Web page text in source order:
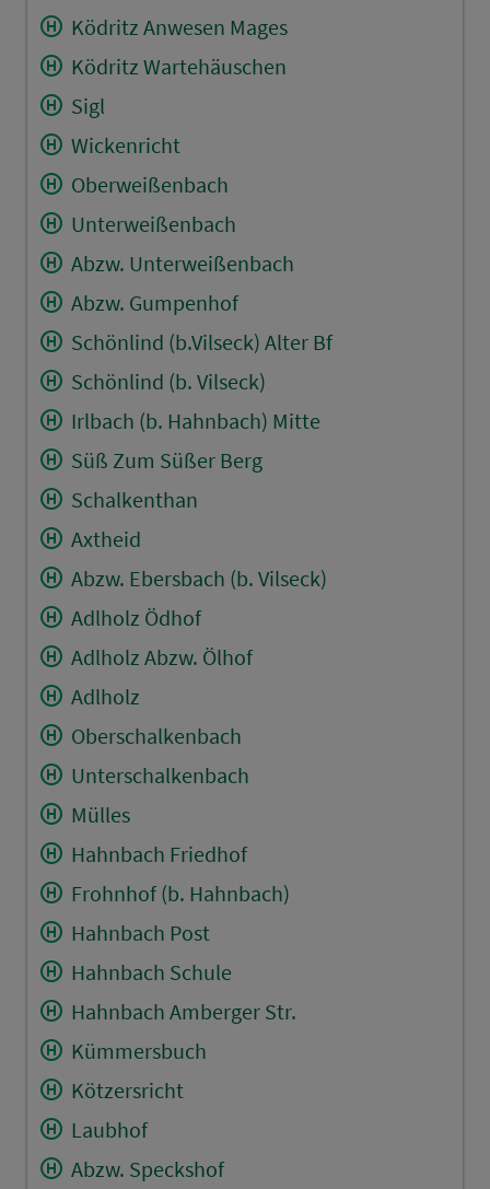
Ködritz Anwesen Mages
Ködritz Wartehäuschen
Sigl
Wickenricht
Oberweißenbach
Unterweißenbach
Abzw. Unterweißenbach
Abzw. Gumpenhof
Schönlind (b.Vilseck) Alter Bf
Schönlind (b. Vilseck)
Irlbach (b. Hahnbach) Mitte
Süß Zum Süßer Berg
Schalkenthan
Axtheid
Abzw. Ebersbach (b. Vilseck)
Adlholz Ödhof
Adlholz Abzw. Ölhof
Adlholz
Oberschalkenbach
Unterschalkenbach
Mülles
Hahnbach Friedhof
Frohnhof (b. Hahnbach)
Hahnbach Post
Hahnbach Schule
Hahnbach Amberger Str.
Kümmersbuch
Kötzersricht
Laubhof
Abzw. Speckshof